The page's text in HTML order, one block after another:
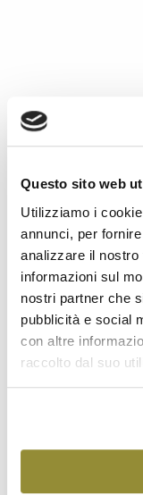
Questo sito web
Utilizziamo i
annunci, per
analizzare il
informazioni sul
nostri partner che
pubblicità e social
con altre
raccolto dal suo
Romagna DOP
Categoria:Romagna
Vitigni: Sangiovese
da soli o
vitigni a bacca
Emilia-Romagna.
per il Sangiovese
Romagna
Produzione max.